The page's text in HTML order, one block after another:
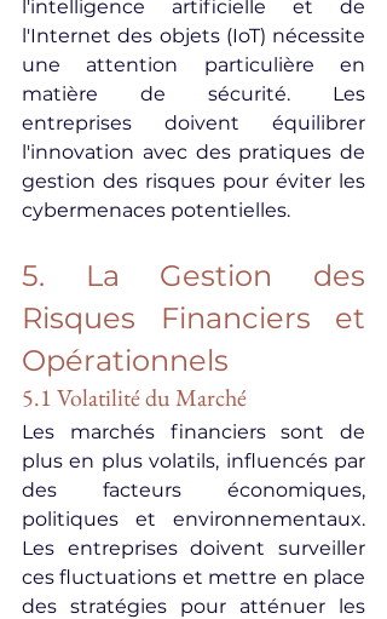
l'intelligence artificielle et de
l'Internet des objets (IoT) nécessite
une attention particulière en
matière de sécurité. Les
entreprises doivent équilibrer
l'innovation avec des pratiques de
gestion des risques pour éviter les
cybermenaces potentielles.
5. La Gestion des
Risques Financiers et
Opérationnels
5.1 Volatilité du Marché
Les marchés financiers sont de
plus en plus volatils, influencés par
des facteurs économiques,
politiques et environnementaux.
Les entreprises doivent surveiller
ces fluctuations et mettre en place
des stratégies pour atténuer les